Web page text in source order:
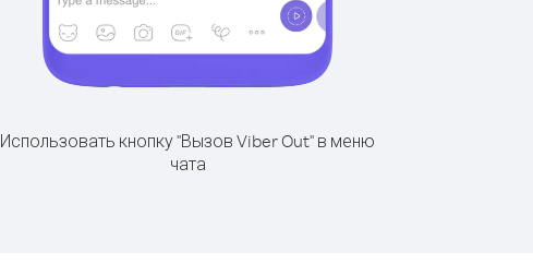
Использовать кнопку "Вызов Viber Out" в меню
чата